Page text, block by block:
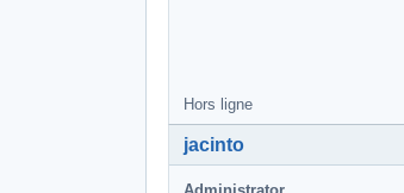
Hors ligne
jacinto